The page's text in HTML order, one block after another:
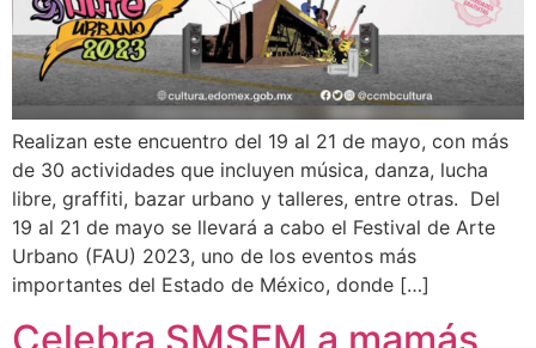
Realizan este encuentro del 19 al 21 de mayo, con más
de 30 actividades que incluyen música, danza, lucha
libre, graffiti, bazar urbano y talleres, entre otras. Del
19 al 21 de mayo se llevará a cabo el Festival de Arte
Urbano (FAU) 2023, uno de los eventos más
importantes del Estado de México, donde […]